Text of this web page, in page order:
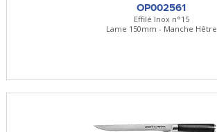
OP002561
Effilé Inox n°15
Lame 150mm - Manche Hêtre